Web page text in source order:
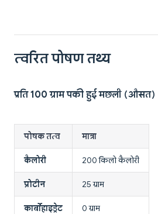
त्वरित पोषण तथ्य
प्रति 100 ग्राम पकी हुई मछली (औसत)
पोषक तत्व मात्रा
कैलोरी 200 किलो कैलोरी
प्रोटीन 25 ग्राम
कार्बोहाइड्रेट 0 ग्राम